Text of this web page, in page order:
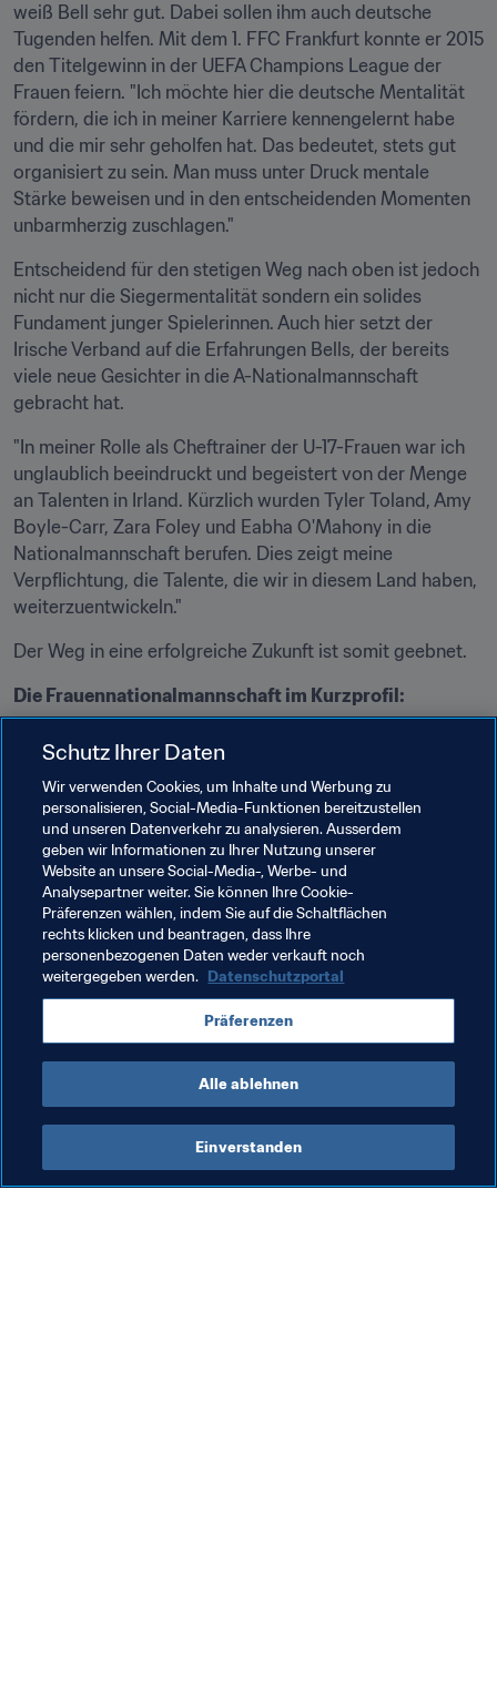
weiß Bell sehr gut. Dabei sollen ihm auch deutsche
Tugenden helfen. Mit dem 1. FFC Frankfurt konnte er 2015
den Titelgewinn in der UEFA Champions League der
Frauen feiern. "Ich möchte hier die deutsche Mentalität
fördern, die ich in meiner Karriere kennengelernt habe
und die mir sehr geholfen hat. Das bedeutet, stets gut
organisiert zu sein. Man muss unter Druck mentale
Stärke beweisen und in den entscheidenden Momenten
unbarmherzig zuschlagen."
Entscheidend für den stetigen Weg nach oben ist jedoch
nicht nur die Siegermentalität sondern ein solides
Fundament junger Spielerinnen. Auch hier setzt der
Irische Verband auf die Erfahrungen Bells, der bereits
viele neue Gesichter in die A-Nationalmannschaft
gebracht hat.
"In meiner Rolle als Cheftrainer der U-17-Frauen war ich
unglaublich beeindruckt und begeistert von der Menge
an Talenten in Irland. Kürzlich wurden Tyler Toland, Amy
Boyle-Carr, Zara Foley und Eabha O'Mahony in die
Nationalmannschaft berufen. Dies zeigt meine
Verpflichtung, die Talente, die wir in diesem Land haben,
weiterzuentwickeln."
Der Weg in eine erfolgreiche Zukunft ist somit geebnet.
Die Frauennationalmannschaft im Kurzprofil:
Debüt: 22. April 1973 gegen Schottland
1982 - ebenfalls gegen Schottland (Qualifikation für
die Europameisterschaft der Frauen 1984)
Teilnahme an einer FIFA Frauen-WM: Keine
Teilnahme an einer UEFA Frauen-EM: Keine
Verwandte Themen
Weltrangliste (Frauen) FIFA-Weltrangliste
Republic of Ireland
Schutz Ihrer Daten
Wir verwenden Cookies, um Inhalte und Werbung zu
personalisieren, Social-Media-Funktionen bereitzustellen
und unseren Datenverkehr zu analysieren. Ausserdem
geben wir Informationen zu Ihrer Nutzung unserer
Website an unsere Social-Media-, Werbe- und
Analysepartner weiter. Sie können Ihre Cookie-
Präferenzen wählen, indem Sie auf die Schaltflächen
rechts klicken und beantragen, dass Ihre
personenbezogenen Daten weder verkauft noch
weitergegeben werden. Datenschutzportal
Präferenzen
Alle ablehnen
Einverstanden